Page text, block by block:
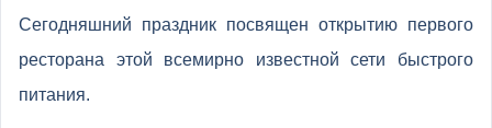
Сегодняшний праздник посвящен открытию первого
ресторана этой всемирно известной сети быстрого
питания.